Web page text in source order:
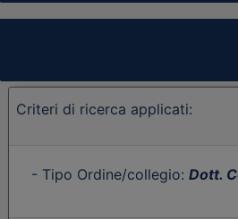
Criteri di ricerca applicati:
- Tipo Ordine/collegio: Dott.